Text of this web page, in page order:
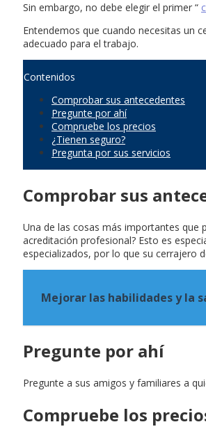
Sin embargo, no debe elegir el primer “
Entendemos que cuando necesitas un
adecuado para el trabajo.
Contenidos
Comprobar sus antecedentes
Pregunte por ahí
Compruebe los precios
¿Tienen seguro?
Pregunta por sus servicios
Comprobar sus
Una de las cosas más importantes que
acreditación profesional? Esto es
especializados, por lo que su cerrajero
Mejorar las habilidades y la
Pregunte por ahí
Pregunte a sus amigos y familiares a
Compruebe los